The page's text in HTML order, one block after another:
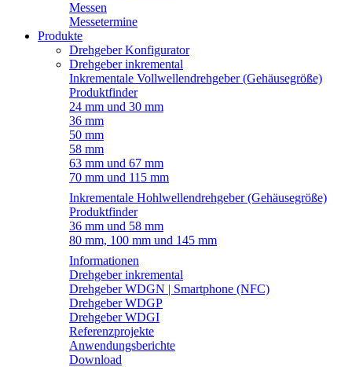
Messen
Messetermine
Produkte
Drehgeber Konfigurator
Drehgeber inkremental
Inkrementale Vollwellendrehgeber (Gehäusegröße)
Produktfinder
24 mm und 30 mm
36 mm
50 mm
58 mm
63 mm und 67 mm
70 mm und 115 mm
Inkrementale Hohlwellendrehgeber (Gehäusegröße)
Produktfinder
36 mm und 58 mm
80 mm, 100 mm und 145 mm
Informationen
Drehgeber inkremental
Drehgeber WDGN | Smartphone (NFC)
Drehgeber WDGP
Drehgeber WDGI
Referenzprojekte
Anwendungsberichte
Download